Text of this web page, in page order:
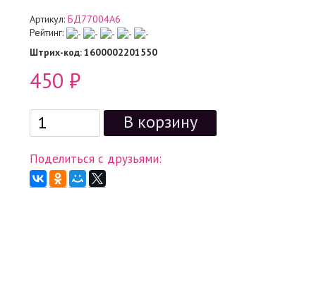
Артикул: БД77004А6
Рейтинг:
Штрих-код: 1600002201550
450 ₽
Поделиться с друзьями: